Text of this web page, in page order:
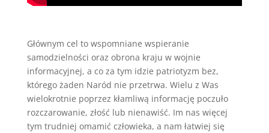
Głównym cel to wspomniane wspieranie
samodzielności oraz obrona kraju w wojnie
informacyjnej, a co za tym idzie patriotyzm bez,
którego żaden Naród nie przetrwa. Wielu z Was
wielokrotnie poprzez kłamliwą informację poczuło
rozczarowanie, złość lub nienawiść. Im nas więcej
tym trudniej omamić człowieka, a nam łatwiej się